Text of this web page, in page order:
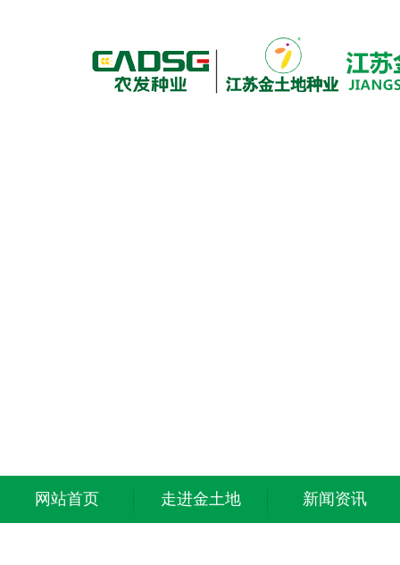
网站首页 走进金土地 新闻资讯